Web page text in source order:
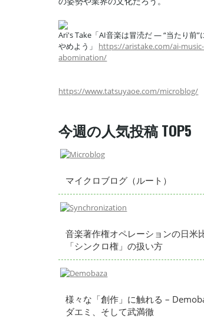
Ari's Take「AI音楽は冒涜だ — “当たり前”
やめよう」 https://aristake.com/ai-
abomination/
https://www.tatsuyaoe.com/microblog/
今週の人気投稿 TOP5
マイクロブログ（ルート）
音楽著作権オペレーションの日米
「シンクロ権」の扱い方
様々な「創作」に触れる –
ダエミ、そして武満徹